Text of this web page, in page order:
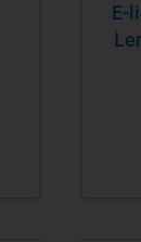
E-